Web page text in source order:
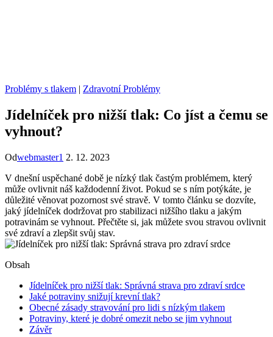
Problémy s tlakem | Zdravotní Problémy
Jídelníček pro nižší tlak: Co jíst a čemu se
vyhnout?
Odwebmaster1 2. 12. 2023
V dnešní uspěchané době je nízký tlak častým problémem, který
může ovlivnit náš každodenní život. Pokud se s ním potýkáte, je
důležité věnovat pozornost své stravě. V tomto článku se dozvíte,
jaký jídelníček dodržovat pro stabilizaci nižšího tlaku a jakým
potravinám se vyhnout. Přečtěte si, jak můžete svou stravou ovlivnit
své zdraví a zlepšit svůj stav.
Obsah
Jídelníček pro nižší tlak: Správná strava pro zdraví srdce
Jaké potraviny snižují krevní tlak?
Obecné zásady stravování pro lidi s nízkým tlakem
Potraviny, které je dobré omezit nebo se jim vyhnout
Závěr